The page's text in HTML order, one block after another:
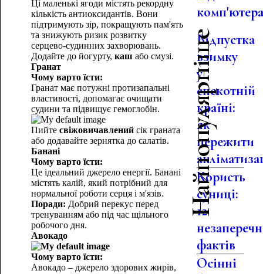
Ці маленькі ягоди містять рекордну
кількість антиоксидантів. Вони
підтримують зір, покращують пам'ять
та знижують ризик розвитку
серцево-судинних захворювань.
Додайте до йогурту, каш або смузі.
Гранат
Чому варто їсти:
Гранат має потужні протизапальні
властивості, допомагає очищати
судини та підвищує гемоглобін.
Пийте свіжовичавленийсік граната
або додавайте зернятка до салатів.
Банані
Чому варто їсти:
Це ідеальний джерело енергії. Банані
містять калій, який потрібний для
нормальної роботи серця і м'язів.
Поради: Добрий перекус перед
тренуванням або під час щільного
робочого дня.
Авокадо
Чому варто їсти:
Авокадо – джерело здорових жирів,
Найпопулярніше
Відпустка
взимку
у
спекотній
країні:
як
пережити
Користь
суниці:
12
фактів
Осінні